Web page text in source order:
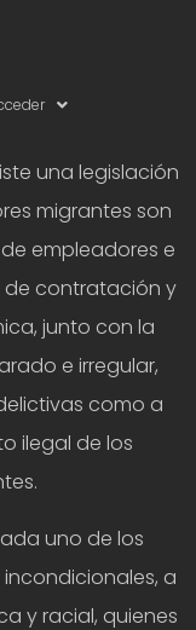
una legislación
migrantes son
empleadores e
de contratación y
junto con la
e irregular,
como a
ilegal de los
uno de los
a
y racial, quienes